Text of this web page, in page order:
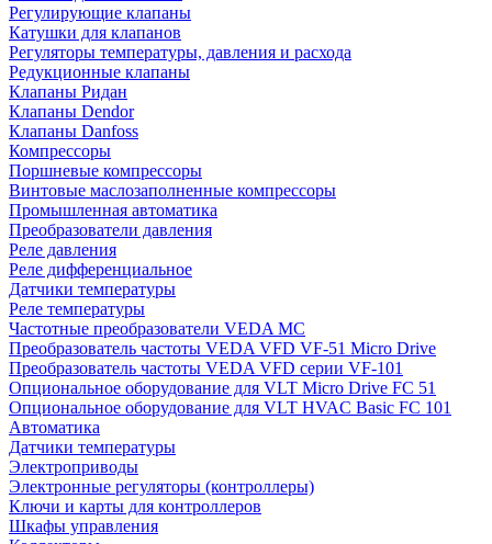
Регулирующие клапаны
Катушки для клапанов
Регуляторы температуры, давления и расхода
Редукционные клапаны
Клапаны Ридан
Клапаны Dendor
Клапаны Danfoss
Компрессоры
Поршневые компрессоры
Винтовые маслозаполненные компрессоры
Промышленная автоматика
Преобразователи давления
Реле давления
Реле дифференциальное
Датчики температуры
Реле температуры
Частотные преобразователи VEDA MC
Преобразователь частоты VEDA VFD VF-51 Micro Drive
Преобразователь частоты VEDA VFD серии VF-101
Опциональное оборудование для VLT Micro Drive FC 51
Опциональное оборудование для VLT HVAC Basic FC 101
Автоматика
Датчики температуры
Электроприводы
Электронные регуляторы (контроллеры)
Ключи и карты для контроллеров
Шкафы управления